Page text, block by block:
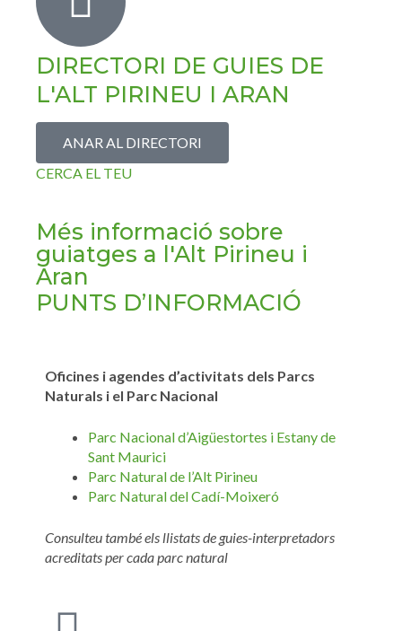
DIRECTORI DE GUIES DE
L'ALT PIRINEU I ARAN
ANAR AL DIRECTORI
CERCA EL TEU
Més informació sobre
guiatges a l'Alt Pirineu i
Aran
PUNTS D’INFORMACIÓ
Oficines i agendes d’activitats dels Parcs
Naturals i el Parc Nacional
Parc Nacional d’Aigüestortes i Estany de
Sant Maurici
Parc Natural de l’Alt Pirineu
Parc Natural del Cadí-Moixeró
Consulteu també els llistats de guies-interpretadors
acreditats per cada parc natural